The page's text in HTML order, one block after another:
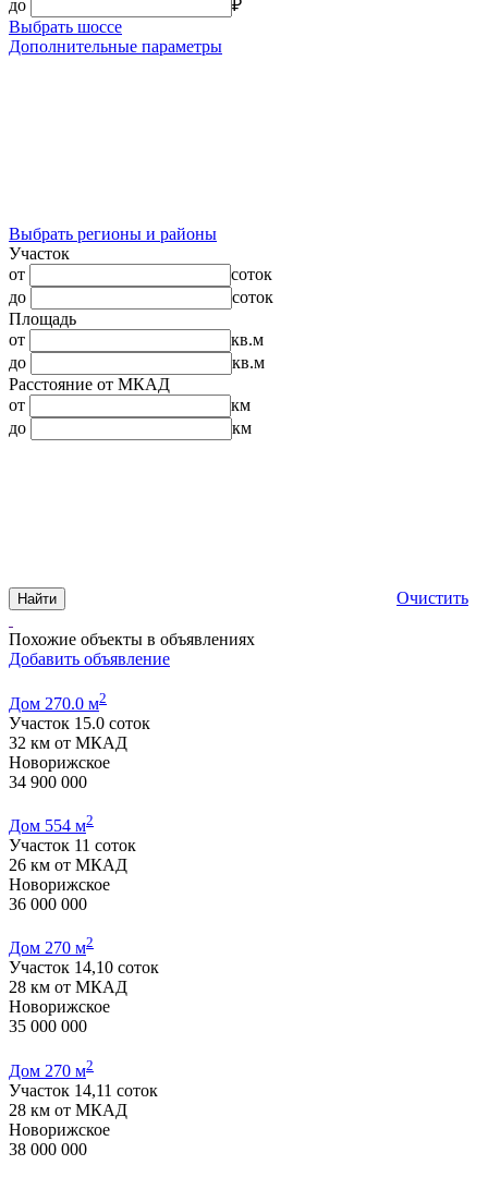
до
₽
Выбрать шоссе
Дополнительные параметры
Выбрать регионы и районы
Участок
от
соток
до
соток
Площадь
от
кв.м
до
кв.м
Расстояние от МКАД
от
км
до
км
Найти Очистить
Похожие объекты в объявлениях
Добавить объявление
Дом 270.0 м2
Участок 15.0 соток
32 км от МКАД
Новорижское
34 900 000
Дом 554 м2
Участок 11 соток
26 км от МКАД
Новорижское
36 000 000
Дом 270 м2
Участок 14,10 соток
28 км от МКАД
Новорижское
35 000 000
Дом 270 м2
Участок 14,11 соток
28 км от МКАД
Новорижское
38 000 000